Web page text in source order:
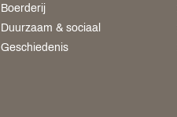
Boerderij
Duurzaam & sociaal
Geschiedenis